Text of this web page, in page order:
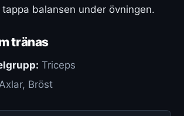
balansen under övningen.
tränas
Triceps
Axlar, Bröst